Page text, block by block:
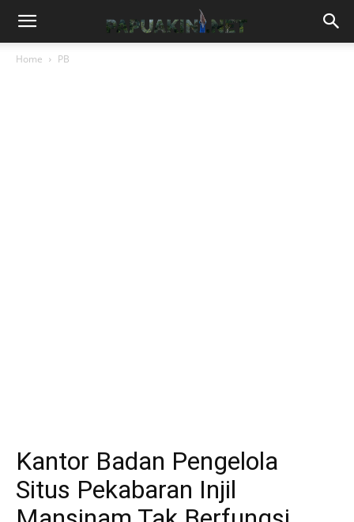
Home PB
Kantor Badan Pengelola
Situs Pekabaran Injil